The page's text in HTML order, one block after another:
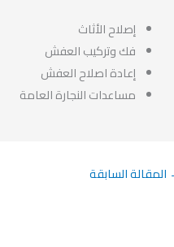
إصلاح الأثاث
فك وتركيب العفش
إعادة اصلاح العفش
مساعدات النجارة العامة
السابقة